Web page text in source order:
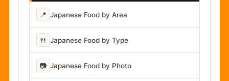
📍 Japanese Food by Area
🍴 Japanese Food by Type
📷 Japanese Food by Photo